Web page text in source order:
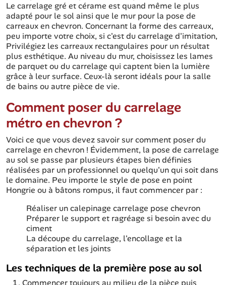
Le carrelage gré et cérame est quand même le plus
adapté pour le sol ainsi que le mur pour la pose de
carreaux en chevron. Concernant la forme des carreaux,
peu importe votre choix, si c'est du carrelage d'imitation,
Privilégiez les carreaux rectangulaires pour un résultat
plus esthétique. Au niveau du mur, choisissez les lames
de parquet ou du carrelage qui captent bien la lumière
grâce à leur surface. Ceux-là seront idéals pour la salle
de bains ou autre pièce de vie.
Comment poser du carrelage
métro en chevron ?
Voici ce que vous devez savoir sur comment poser du
carrelage en chevron ! Évidemment, la pose de carrelage
au sol se passe par plusieurs étapes bien définies
réalisées par un professionnel ou quelqu'un qui soit dans
le domaine. Peu importe le style de pose en point
Hongrie ou à bâtons rompus, il faut commencer par :
Réaliser un calepinage carrelage pose chevron
Préparer le support et ragréage si besoin avec du
ciment
La découpe du carrelage, l'encollage et la
séparation et les joints
Les techniques de la première pose au sol
Commencer toujours au milieu de la pièce puis